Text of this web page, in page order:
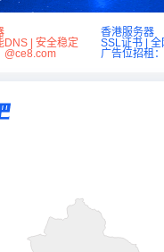
香港服务器
DNS | 安全稳定
SSL证书 |
@ce8.com
广告位招租